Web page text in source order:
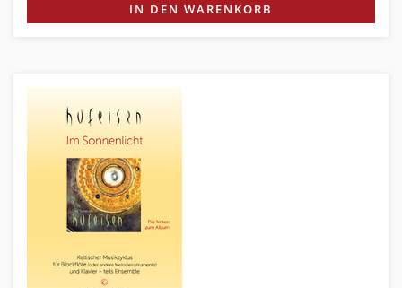
IN DEN WARENKORB